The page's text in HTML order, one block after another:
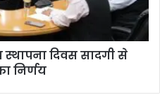
स्थापना दिवस सादगी से
निर्णय